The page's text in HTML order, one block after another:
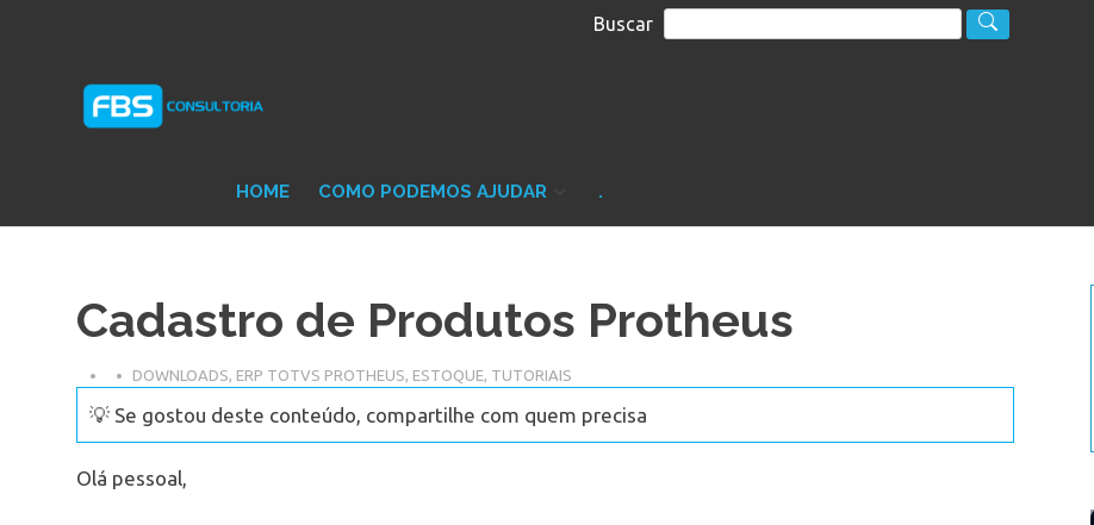
Buscar
Protheus
TOTVS
HOME COMO PODEMOS AJUDAR .
Cadastro de Produtos Protheus
DOWNLOADS ERP TOTVS PROTHEUS ESTOQUE, TUTORIAIS
💡 Se gostou deste conteúdo, compartilhe com quem precisa
Olá pessoal,